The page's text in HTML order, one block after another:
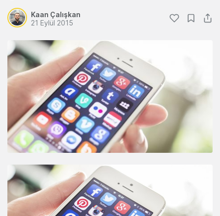
Kaan Çalışkan
21 Eylül 2015